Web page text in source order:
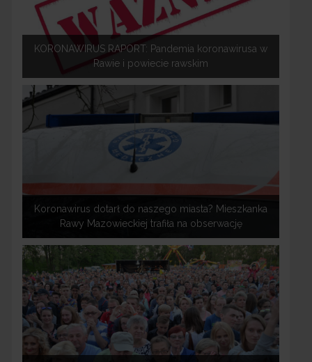
KORONAWIRUS RAPORT: Pandemia koronawirusa w
Rawie i powiecie rawskim
Koronawirus dotarł do naszego miasta? Mieszkanka
Rawy Mazowieckiej trafiła na obserwację